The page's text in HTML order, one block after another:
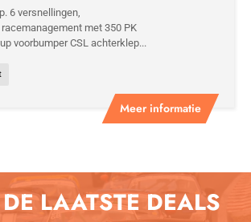
Meer informatie
6 versnellingen,
met 350 PK
voorbumper CSL achterklep...
LAATSTE DEALS